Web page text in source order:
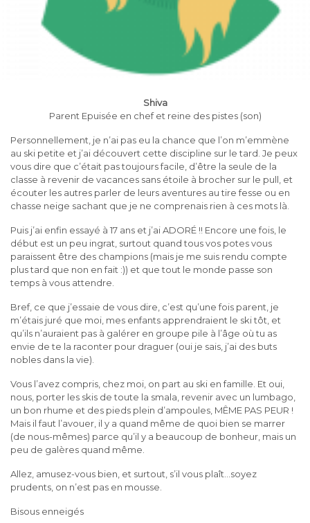
Shiva
Parent Epuisée en chef et reine des pistes (son)
Personnellement, je n’ai pas eu la chance que l’on m’emmène
au ski petite et j’ai découvert cette discipline sur le tard. Je peux
vous dire que c’était pas toujours facile, d’être la seule de la
classe à revenir de vacances sans étoile à brocher sur le pull, et
écouter les autres parler de leurs aventures au tire fesse ou en
chasse neige sachant que je ne comprenais rien à ces mots là.
Puis j’ai enfin essayé à 17 ans et j’ai ADORÉ !! Encore une fois, le
début est un peu ingrat, surtout quand tous vos potes vous
paraissent être des champions (mais je me suis rendu compte
plus tard que non en fait :)) et que tout le monde passe son
temps à vous attendre.
Bref, ce que j’essaie de vous dire, c’est qu’une fois parent, je
m’étais juré que moi, mes enfants apprendraient le ski tôt, et
qu’ils n’auraient pas à galérer en groupe pile à l’âge où tu as
envie de te la raconter pour draguer (oui je sais, j’ai des buts
nobles dans la vie).
Vous l’avez compris, chez moi, on part au ski en famille. Et oui,
nous, porter les skis de toute la smala, revenir avec un lumbago,
un bon rhume et des pieds plein d’ampoules, MÊME PAS PEUR !
Mais il faut l’avouer, il y a quand même de quoi bien se marrer
(de nous-mêmes) parce qu’il y a beaucoup de bonheur, mais un
peu de galères quand même.
Allez, amusez-vous bien, et surtout, s’il vous plaît…soyez
prudents, on n’est pas en mousse.
Bisous enneigés